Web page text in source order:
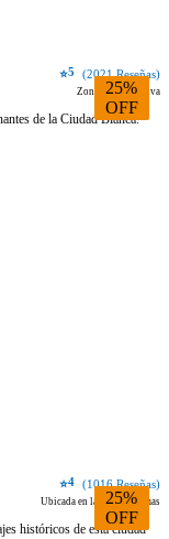
25%
OFF
⭐5 (2021 Reseñas)
Zona más exclusiva
de la Ciudad Blanca.
25%
OFF
⭐4 (1016 Reseñas)
Ubicada en la plaza de armas
históricos de esta ciudad